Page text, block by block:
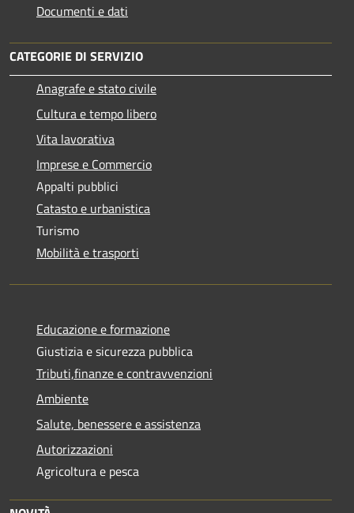
Documenti e dati
CATEGORIE DI SERVIZIO
Anagrafe e stato civile
Cultura e tempo libero
Vita lavorativa
Imprese e Commercio
Appalti pubblici
Catasto e urbanistica
Turismo
Mobilità e trasporti
Educazione e formazione
Giustizia e sicurezza pubblica
Tributi,finanze e contravvenzioni
Ambiente
Salute, benessere e assistenza
Autorizzazioni
Agricoltura e pesca